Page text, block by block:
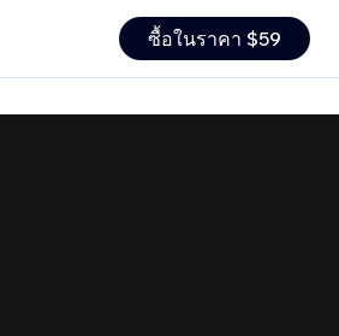
ซื้อในราคา $59